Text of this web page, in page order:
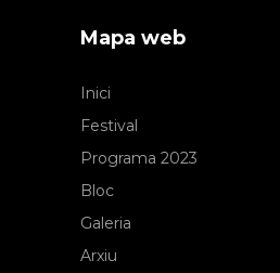
Mapa web
Inici
Festival
Programa 2023
Bloc
Galeria
Arxiu